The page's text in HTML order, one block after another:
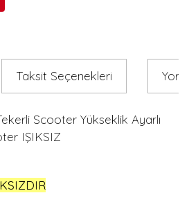
Taksit Seçenekleri
Scooter Yükseklik Ayarlı
IŞIKSIZ